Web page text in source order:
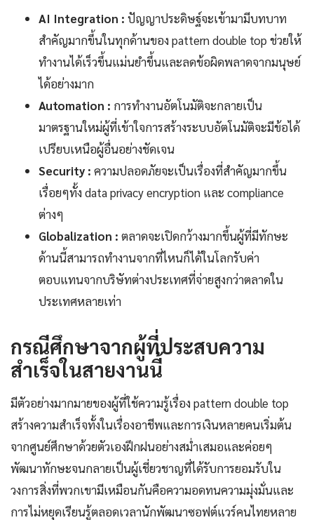
AI Integration : ปัญญาประดิษฐ์จะเข้ามามีบทบาท
สำคัญมากขึ้นในทุกด้านของ pattern double top ช่วยให้
ทำงานได้เร็วขึ้นแม่นยำขึ้นและลดข้อผิดพลาดจากมนุษย์
ได้อย่างมาก
Automation : การทำงานอัตโนมัติจะกลายเป็น
มาตรฐานใหม่ผู้ที่เข้าใจการสร้างระบบอัตโนมัติจะมีข้อได้
เปรียบเหนือผู้อื่นอย่างชัดเจน
Security : ความปลอดภัยจะเป็นเรื่องที่สำคัญมากขึ้น
เรื่อยๆทั้ง data privacy encryption และ compliance
ต่างๆ
Globalization : ตลาดจะเปิดกว้างมากขึ้นผู้ที่มีทักษะ
ด้านนี้สามารถทำงานจากที่ไหนก็ได้ในโลกรับค่า
ตอบแทนจากบริษัทต่างประเทศที่จ่ายสูงกว่าตลาดใน
ประเทศหลายเท่า
กรณีศึกษาจากผู้ที่ประสบความ
สำเร็จในสายงานนี้
มีตัวอย่างมากมายของผู้ที่ใช้ความรู้เรื่อง pattern double top
สร้างความสำเร็จทั้งในเรื่องอาชีพและการเงินหลายคนเริ่มต้น
จากศูนย์ศึกษาด้วยตัวเองฝึกฝนอย่างสม่ำเสมอและค่อยๆ
พัฒนาทักษะจนกลายเป็นผู้เชี่ยวชาญที่ได้รับการยอมรับใน
วงการสิ่งที่พวกเขามีเหมือนกันคือความอดทนความมุ่งมั่นและ
การไม่หยุดเรียนรู้ตลอดเวลานักพัฒนาซอฟต์แวร์คนไทยหลาย